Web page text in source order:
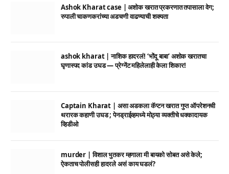
Ashok Kharat case | अशोक खरात प्रकरणात तपासाला वेग;
रुपाली चाकणकरांच्या अडचणी वाढण्याची शक्यता
ashok kharat | नाशिक हादरलं! ‘भोंदू बाबा’ अशोक खरातचा
घृणास्पद कांड उघड — प्रेग्नेंट महिलेलाही केला शिकार!
Captain Kharat | असा अडकला कॅप्टन खरात गुप्त ऑपरेशनची
थरारक कहाणी उघड ; पेनड्राईव्हमध्ये मोठ्या व्यक्तीचे धक्कादायक
व्हिडीओ
murder | विशाल भुतकर म्हणाला मी बायको सोबत असे केले;
ऐकताच पोलीसही हादरले असं काय घडलं?